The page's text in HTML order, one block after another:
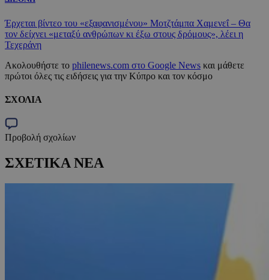
Έρχεται βίντεο του «εξαφανισμένου» Μοτζτάμπα Χαμενεΐ – Θα
τον δείχνει «μεταξύ ανθρώπων κι έξω στους δρόμους», λέει η
Τεχεράνη
Ακολουθήστε το philenews.com στο Google News και μάθετε
πρώτοι όλες τις ειδήσεις για την Κύπρο και τον κόσμο
ΣΧΟΛΙΑ
Προβολή σχολίων
ΣΧΕΤΙΚΑ ΝΕΑ